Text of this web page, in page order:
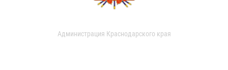
Администрация Краснодарского края